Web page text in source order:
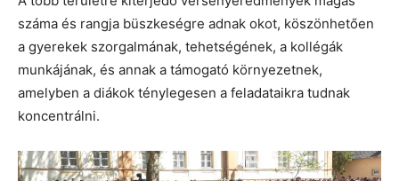
száma és rangja büszkeségre adnak okot, köszönhetően
a gyerekek szorgalmának, tehetségének, a kollégák
munkájának, és annak a támogató környezetnek,
amelyben a diákok ténylegesen a feladataikra tudnak
koncentrálni.